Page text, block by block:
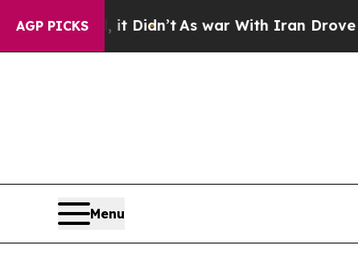
AGP PICKS
Didn’tAs war With Iran Drove oil Prices
Menu